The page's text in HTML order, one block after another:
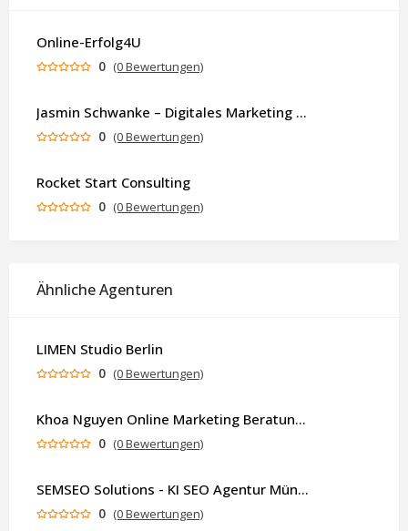
Online-Erfolg4U
0 (0 Bewertungen)
Jasmin Schwanke – Digitales Marketing & KI-gestützte Contenterstellung
0 (0 Bewertungen)
Rocket Start Consulting
0 (0 Bewertungen)
Ähnliche Agenturen
LIMEN Studio Berlin
0 (0 Bewertungen)
Khoa Nguyen Online Marketing Beratung & Experte
0 (0 Bewertungen)
SEMSEO Solutions - KI SEO Agentur München
0 (0 Bewertungen)